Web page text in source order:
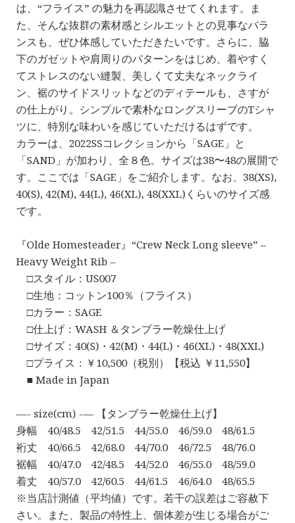
は、“フライス” の魅力を再認識させてくれます。ま
た、そんな抜群の素材感とシルエットとの見事なバラ
ンスも、ぜひ体感していただきたいです。さらに、脇
下のガゼットや肩周りのパターンをはじめ、着やすく
てストレスのない縫製、美しくて丈夫なネックライ
ン、裾のサイドスリットなどのディテールも、さすが
の仕上がり。シンプルで素朴なロングスリーブのTシャ
ツに、特別な味わいを感じていただけるはずです。
カラーは、2022SSコレクションから「SAGE」と
「SAND」が加わり、全８色。サイズは38〜48の展開で
す。ここでは「SAGE」をご紹介します。なお、38(XS),
40(S), 42(M), 44(L), 46(XL), 48(XXL)くらいのサイズ感
です。
『Olde Homesteader』“Crew Neck Long sleeve” –
Heavy Weight Rib –
□スタイル：US007
□生地：コットン100％（フライス）
□カラー：SAGE
□仕上げ：WASH ＆タンブラー乾燥仕上げ
□サイズ：40(S)・42(M)・44(L)・46(XL)・48(XXL)
□プライス：￥10,500（税別）【税込 ￥11,550】
■ Made in Japan
—- size(cm) -— 【タンブラー乾燥仕上げ】
身幅 40/48.5 42/51.5 44/55.0 46/59.0 48/61.5
裄丈 40/66.5 42/68.0 44/70.0 46/72.5 48/76.0
裾幅 40/47.0 42/48.5 44/52.0 46/55.0 48/59.0
着丈 40/57.0 42/60.5 44/61.5 46/64.0 48/65.5
※当店計測値（平均値）です。若干の誤差はご容赦下
さい。また、製品の特性上、個体差が生じる場合がご